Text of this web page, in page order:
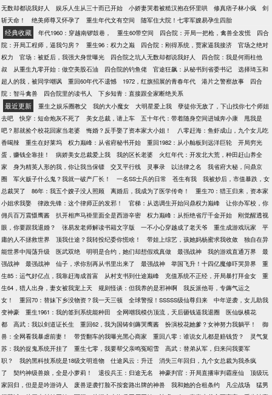
无数却都说我好人
娱乐人生从三十而已开始 小娇妻哭着被糙汉抱在怀里哄 修真痞子林小疯
剑
斩天命！
绝美师尊又怀孕了 重生年代文有空间 随军住大院！七零军嫂易孕生四胎
经典收藏 年代1960：穿越南锣鼓巷， 重生60带空间 四合院：开局一把枪，禽兽全发慌
四合
院：开局工程师，逼我匀房？
重生96：权力之巅 四合院：刚得系统，贾家逼我接济
官场之绝对
权力
官场：被贬后，我强大身世曝光 四合院之坑人无数却都说我好人
四合院：我是何雨柱他
叔
从重生九零开始：做空美股石油 四合院的钓鱼佬 官途狂飙：从秘书到省委书记
选择琦玉和
超人的我，被同学嘲讽
重回60年代不遗憾 1972，红旗招展的青春年代 港片之警察故事
四合
院：智斗禽兽
四合院里的读书人 下乡知青：直接跟全家断绝关系
最近更新 重生之娱乐圈教父 我的大小魔女 大明星爱上我
孽徒你无敌了，下山找你七个师姐
去吧
快穿：短命炮灰不死了 美女总裁，请上车 五十年代：带着随身空间进城奔小康
甩我是
吧？那就捡个校花回家当老婆
悔婚？反手娶了资本家大小姐！
八零赶海：鱼虾成山，九个女儿吃
香喝辣
重生在好莱坞 权力巅峰：从省府秘书开始 重回1982：从小舢板到远洋巨轮
开局穷光
蛋，赚钱全靠挂！
病娇美女总裁爱上我 我的区长老婆
火红年代：开发北大荒，种田赶山养全
家
身为精英人形的我，你让我当保镖 交叉平行线 灵事录 以法律之名
我省府大秘，问鼎京
圈
军火贩子什么鬼？我就一破产厂长！ 一名SS士兵的日常 苍生有我
我被炒后，市值暴跌，女
总裁哭了
86年：我五个嫂子没人照顾 离婚后，我成为了医学传奇！
重生70：猎王归来，资本家
小姐求我娶
律政先锋：这个律师正的发邪！ 官梯：从选调生开始问鼎权力巅峰
让你办军校，你
佣兵百万震慑鹰酱
扒开相声马褂里面全是西游辛密 权力巅峰：从拒绝省厅千金开始
刚觉醒透视
眼，你要跟我退婚？
张易发老师解读书籍文字版 一不小心穿越成了老天爷 重生成游戏玩家
平
庸的人不拯救世界
顶我仕途？我转投纪委你慌啥！ 带娃上综艺，孩她妈杨蜜求我收敛
独自在异
能世界中闯荡升级
医武双绝 明明是合约，她们却想假戏真做 最强战神 我的游戏直通万界
最
强战神
最强战神 仙子，求你别再从书里出来了 最强战神 举国飞升！十四亿魔修吓哭异界
重
生85：运气好亿点，我靠赶海成首富
从村支书到仕途巅峰 充值系统不正经，开局暴打拜金女
重
生64，猎人出身，妻女被我宠上天
规则怪谈：但我养的是邪神啊
我反派他哥，专薅气运之
女！
重回70：替妹下乡没物资？我一天三顿 全球警报！SSSSS级仙尊归来
中年逆袭，女儿助我
变神豪
重生1961：我的签到系统能种田 全网嘲我模仿顶流，天后砸钱逼我退圈
医仙纵横花
都
高武：我以剑道证长生 重回62，我为国铸剑薅哭鹰酱 扮演校花她爹？女神努力我躺平！
御
兽：全网看我暴虐前妻！
带货翻车的我曝光黑心商家 重回八零：谁说女儿都是赔钱货？
灵气复
苏：我的捉鬼系统开挂了
重生七零，我要帮父亲鸣冤昭雪
高武：替弟从军，归来问我要军
职？
我的黑科技系统是18级文明造物 仕途风云：升迁
消失三年回归，九个女总裁为我杀疯
了
契约神级兽娘，全是小萝莉！ 退役兵王：归途无名 神豪判官：开局直播审判霸座仙
顶级玩
家回归，但是是吟游诗人
废兽逆袭打脸不按套路出牌的神兽 我和她的合租条约 凡尘战场
猛男